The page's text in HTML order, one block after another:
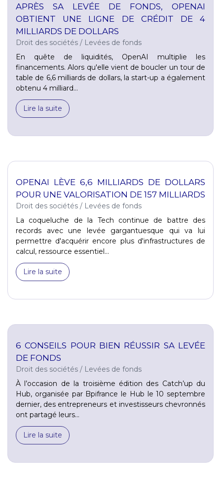
APRÈS SA LEVÉE DE FONDS, OPENAI
OBTIENT UNE LIGNE DE CRÉDIT DE 4
MILLIARDS DE DOLLARS
Droit des sociétés / Levées de fonds
En quête de liquidités, OpenAI multiplie les
financements. Alors qu'elle vient de boucler un tour de
table de 6,6 milliards de dollars, la start-up a également
obtenu 4 milliard...
Lire la suite
OPENAI LÈVE 6,6 MILLIARDS DE DOLLARS
POUR UNE VALORISATION DE 157 MILLIARDS
Droit des sociétés / Levées de fonds
La coqueluche de la Tech continue de battre des
records avec une levée gargantuesque qui va lui
permettre d'acquérir encore plus d'infrastructures de
calcul, ressource essentiel...
Lire la suite
6 CONSEILS POUR BIEN RÉUSSIR SA LEVÉE
DE FONDS
Droit des sociétés / Levées de fonds
À l’occasion de la troisième édition des Catch’up du
Hub, organisée par Bpifrance le Hub le 10 septembre
dernier, des entrepreneurs et investisseurs chevronnés
ont partagé leurs...
Lire la suite